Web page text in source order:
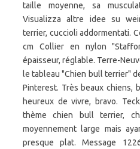
taille moyenne, sa
Visualizza altre idee su
terrier, cuccioli addormentati.
cm Collier en nylon
épaisseur, réglable. Terre-
le tableau "Chien bull terrier"
Pinterest. Très beaux chiens,
heureux de vivre, bravo.
thème chien bull terrier,
moyennement large mais
presque plat. Message